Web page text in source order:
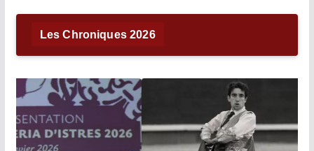
Les Chroniques 2026